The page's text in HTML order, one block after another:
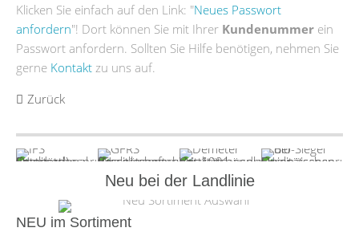
Klicken Sie einfach auf den Link: "Neues Passwort
anfordern"! Dort können Sie mit Ihrer Kundenummer ein
Passwort anfordern. Sollten Sie Hilfe benötigen, nehmen Sie
gerne Kontakt zu uns auf.
Zurück
Neu bei der Landlinie
NEU im Sortiment